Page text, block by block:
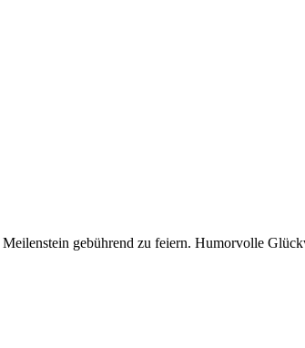
gebührend zu feiern. Humorvolle